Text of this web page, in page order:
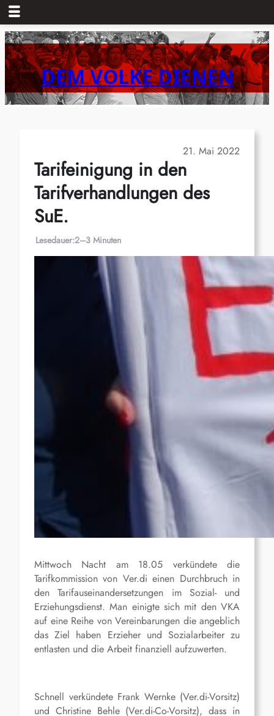
Zum
Inhalt
springenDEM VOLKE DIENEN
21. Mai 2022
Tarifeinigung in den
Tarifverhandlungen des
SuE.
Lesedauer:2–3 Minuten
Mittwoch Nacht am 18.05 verkündete die
Tarifkommission von Ver.di einen Durchbruch in
den Tarifauseinandersetzungen im Sozial- und
Erziehungsdienst. Man einigte sich mit den VKA
auf eine Reihe von Vereinbarungen die angeblich
das Ziel haben Erzieher und Sozialarbeiter zu
entlasten und die Arbeit finanziell aufzuwerten.
Schnell verkündete Frank Wernke (Ver.di-Vorsitz)
und Christine Behle (Ver.di-Co-Vorsitz), dass in